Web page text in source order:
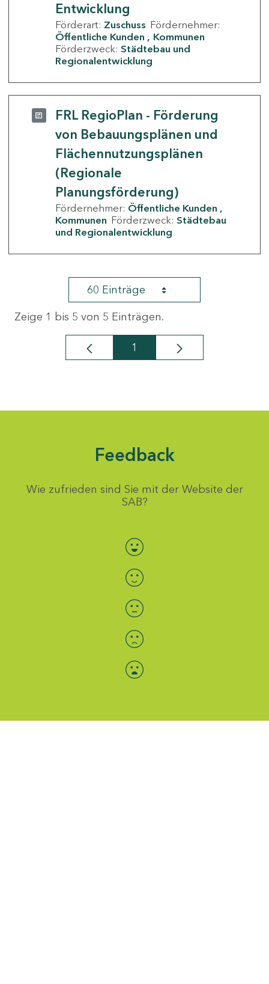
Entwicklung
Förderart: Zuschuss Fördernehmer:
Öffentliche Kunden
Kommunen
Förderzweck: Städtebau und
Regionalentwicklung
FRL RegioPlan - Förderung
von Bebauungsplänen und
Flächennutzungsplänen
(Regionale
Planungsförderung)
Fördernehmer: Öffentliche Kunden
Kommunen Förderzweck: Städtebau
und Regionalentwicklung
60 Einträge
Zeige 1 bis 5 von 5 Einträgen.
Seite
1
Feedback
Wie zufrieden sind Sie mit der Website der
SAB?
Bewertung auswählen